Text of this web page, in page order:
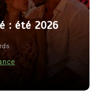
: été 2026